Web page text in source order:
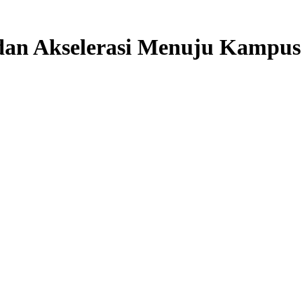
Akselerasi Menuju Kampus